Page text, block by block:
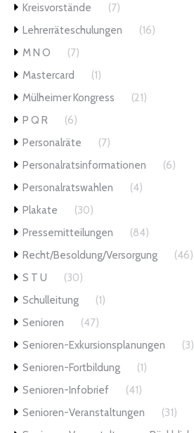
Kreisvorstände
(7)
Lehrerräteschulungen
(16)
M N O
(7)
Mastercard
(1)
Mülheimer Kongress
(21)
P Q R
(6)
Personalräte
(7)
Personalratsinformationen
(6)
Personalratswahlen
(4)
Plakate
(30)
Pressemitteilungen
(84)
Recht/Besoldung/Versorgung
(46)
S T U
(30)
Schulleitung
(1)
Senioren
(47)
Senioren-Exkursionsplanungen
(3)
Senioren-Fortbildung
(1)
Senioren-Infobrief
(41)
Senioren-Veranstaltungen
(31)